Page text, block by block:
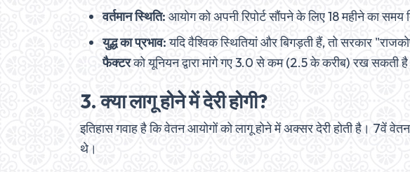
वर्तमान स्थिति: आयोग को अपनी रिपोर्ट सौंपने के लिए 18 महीने का समय
युद्ध का प्रभाव:यदि वैश्विक स्थितियां और बिगड़ती हैं, तो सरकार
फैक्टरको यूनियन द्वारा मांगे गए 3.0 से कम (2.5 के करीब) रख सकती
3. क्या लागू होने में देरी होगी?
इतिहास गवाह है कि वेतन आयोगों को लागू होने में अक्सर देरी होती है। 7वें
थे।